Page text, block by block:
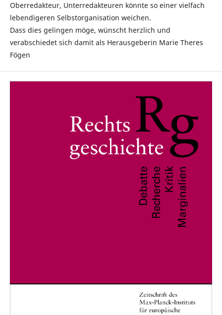
Oberredakteur, Unterredakteuren könnte so einer vielfach
lebendigeren Selbstorganisation weichen.
Dass dies gelingen möge, wünscht herzlich und
verabschiedet sich damit als Herausgeberin Marie Theres
Fögen